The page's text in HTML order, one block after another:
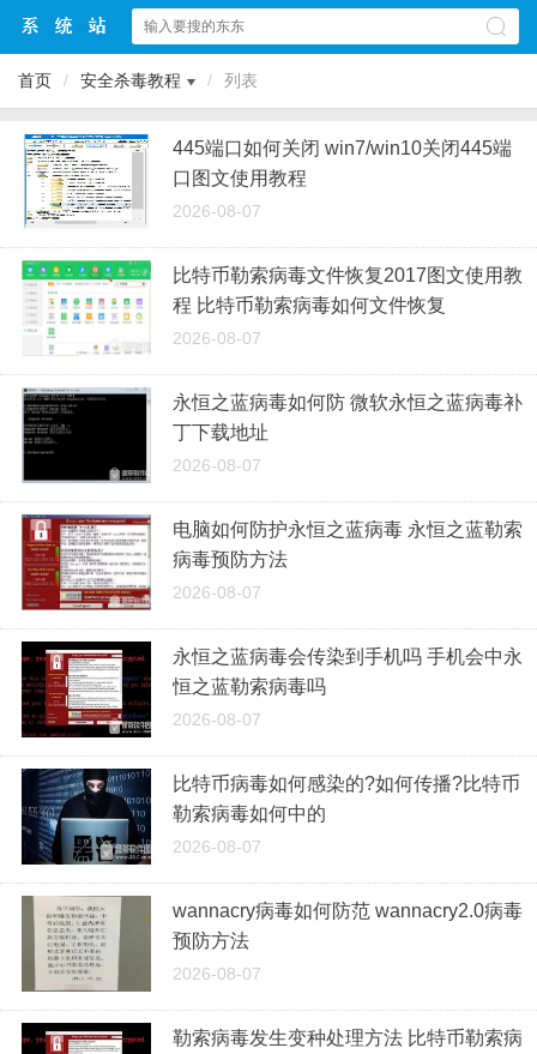
首页 / 安全杀毒教程 / 列表
445端口如何关闭 win7/win10关闭445端
口图文使用教程
2026-08-07
比特币勒索病毒文件恢复2017图文使用教
程 比特币勒索病毒如何文件恢复
2026-08-07
永恒之蓝病毒如何防 微软永恒之蓝病毒补
丁下载地址
2026-08-07
电脑如何防护永恒之蓝病毒 永恒之蓝勒索
病毒预防方法
2026-08-07
永恒之蓝病毒会传染到手机吗 手机会中永
恒之蓝勒索病毒吗
2026-08-07
比特币病毒如何感染的?如何传播?比特币
勒索病毒如何中的
2026-08-07
wannacry病毒如何防范 wannacry2.0病毒
预防方法
2026-08-07
勒索病毒发生变种处理方法 比特币勒索病